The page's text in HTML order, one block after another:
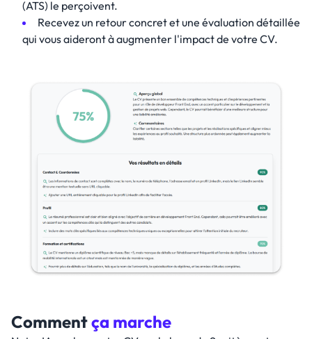
(ATS) le perçoivent.
Recevez un retour concret et une évaluation détaillée
qui vous aideront à augmenter l'impact de votre CV.
Commentça marche